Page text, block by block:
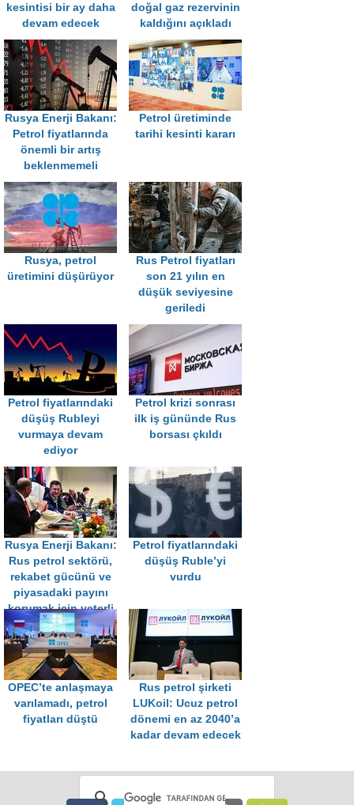
kesintisi bir ay daha
devam edecek
doğal gaz rezervinin
kaldığını açıkladı
Rusya Enerji Bakanı:
Petrol fiyatlarında
önemli bir artış
beklenmemeli
Petrol üretiminde
tarihi kesinti kararı
Rusya, petrol
üretimini düşürüyor
Rus Petrol fiyatları
son 21 yılın en
düşük seviyesine
geriledi
Petrol fiyatlarındaki
düşüş Rubleyi
vurmaya devam
ediyor
Petrol krizi sonrası
ilk iş gününde Rus
borsası çkıldı
Rusya Enerji Bakanı:
Rus petrol sektörü,
rekabet gücünü ve
piyasadaki payını
korumak için yeterli
finansal güce sahip
Petrol fiyatlarındaki
düşüş Ruble’yi
vurdu
OPEC’te anlaşmaya
varılamadı, petrol
fiyatları düştü
Rus petrol şirketi
LUKoil: Ucuz petrol
dönemi en az 2040’a
kadar devam edecek